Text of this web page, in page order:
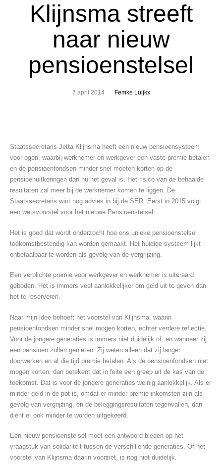
Klijnsma streeft
naar nieuw
pensioenstelsel
7 april 2014 Femke Luijkx
Staatssecretaris Jetta Klijnsma heeft een nieuw pensioensysteem
voor ogen, waarbij werknemer en werkgever een vaste premie betalen
en de pensioenfondsen minder snel moeten korten op de
pensioenuitkeringen dan nu het geval is. Het risico van de behaalde
resultaten zal meer bij de werknemer komen te liggen. De
Staatssecretaris wint nog advies in bij de SER. Eerst in 2015 volgt
een wetsvoorstel voor het nieuwe Pensioenstelsel.
Het is goed dat wordt onderzocht hoe ons unieke pensioenstelsel
toekomstbestendig kan worden gemaakt. Het huidige systeem lijkt
onbetaalbaar te worden als gevolg van de vergrijzing.
Een verplichte premie voor werkgever en werknemer is uiteraard
geboden. Het is immers veel aanlokkelijker om geld uit te geven dan
het te reserveren.
Naar mijn idee behoeft het voorstel van Klijnsma, waarin
pensioenfondsen minder snel mogen korten, echter verdere reflectie.
Voor de jongere generaties is immers niet duidelijk of, en wanneer zij
een pensioen zullen genieten. Zij weten alleen dat zij langer
doorwerken en al die tijd premie betalen. Als de pensioenfondsen niet
mogen korten, dan betekent dat in feite een greep uit de kas van de
toekomst. Dat is voor de jongere generaties weinig aanlokkelijk. Als er
minder geld in de pot is, omdat er minder premie inkomsten zijn als
gevolg van vergrijzing, en de beleggingsresultaten tegenvallen, dan
dient er ook minder te worden uitgekeerd.
Een nieuw pensioenstelsel moet een antwoord bieden op het
vraagstuk van solidariteit tussen de verschillende generaties. Of het
voorstel van Klijnsma daarin voorziet, is nog niet duidelijk.